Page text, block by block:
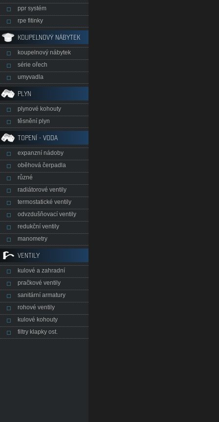
ppr systém
rpe fitinky
KOUPELNOVÝ NÁBYTEK
koupelnový nábytek
série ořech
umyvadla
PLYN
plynové kohouty
těsnění plyn
TOPENÍ - VODA
expanzní nádoby
oběhová čerpadla
různé
radiátorové ventily
termostatické ventily
odvzdušňovací ventily
redukční ventily
manometry
VENTILY
kulové a zahradní
pračkové ventily
sanitární armatury
rohové ventily
kulové kohouty
filtry klapky ost.